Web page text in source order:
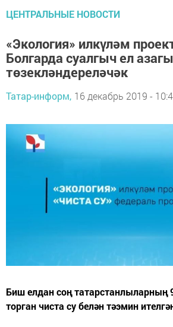
ЦЕНТРАЛЬНЫЕ НОВОСТИ
«Экология» илкүләм
Болгарда суалгыч ел
төзекләндереләчәк
Татар-информ, 16 декабрь 2019 -
Биш елдан соң татарстанлыларның
торган чиста су белән тәэмин